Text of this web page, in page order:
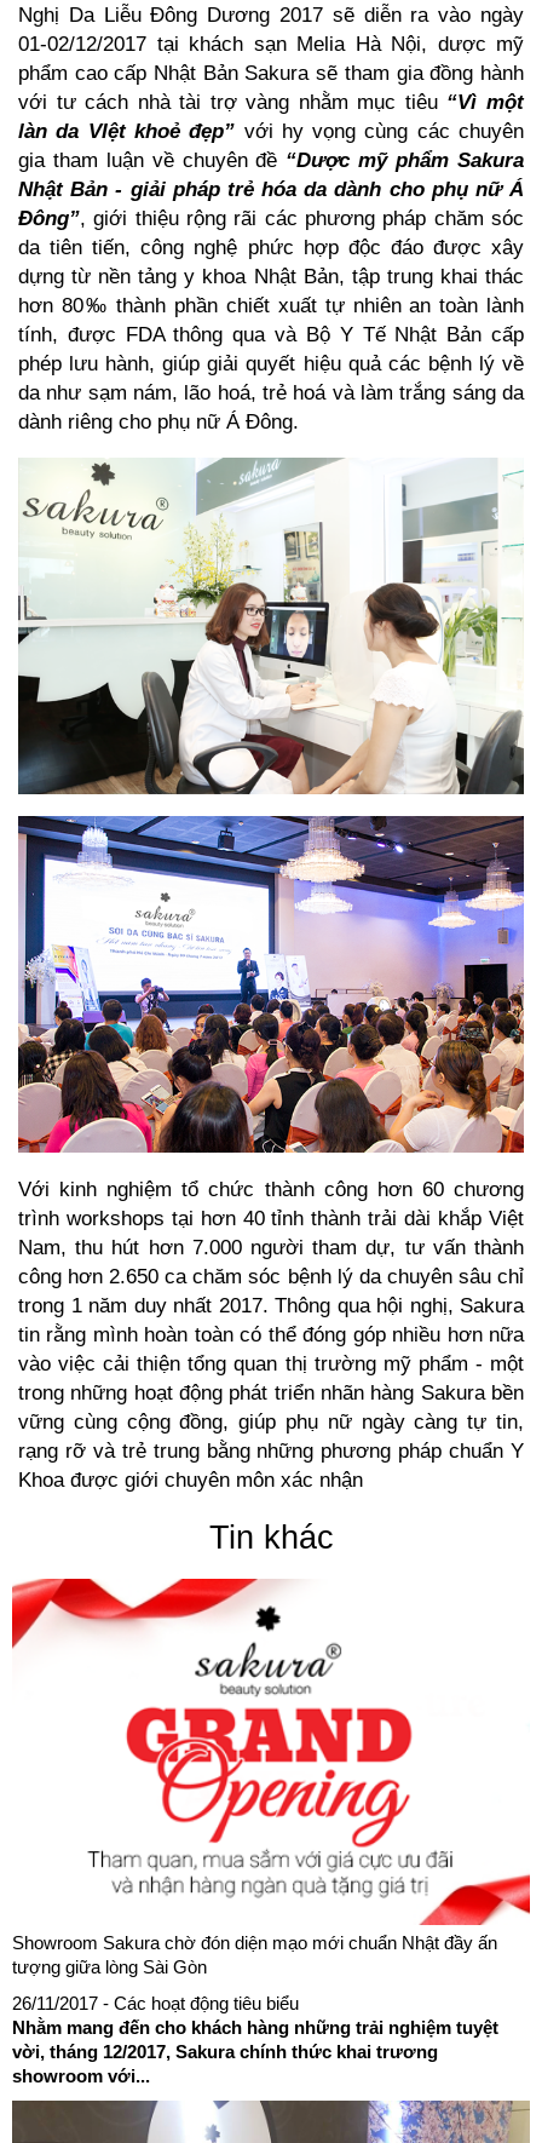
Nghị Da Liễu Đông Dương 2017 sẽ diễn ra vào ngày
01-02/12/2017 tại khách sạn Melia Hà Nội, dược mỹ
phẩm cao cấp Nhật Bản Sakura sẽ tham gia đồng hành
với tư cách nhà tài trợ vàng nhằm mục tiêu “Vì một
làn da VIệt khoẻ đẹp” với hy vọng cùng các chuyên
gia tham luận về chuyên đề “Dược mỹ phẩm Sakura
Nhật Bản - giải pháp trẻ hóa da dành cho phụ nữ Á
Đông”, giới thiệu rộng rãi các phương pháp chăm sóc
da tiên tiến, công nghệ phức hợp độc đáo được xây
dựng từ nền tảng y khoa Nhật Bản, tập trung khai thác
hơn 80‰ thành phần chiết xuất tự nhiên an toàn lành
tính, được FDA thông qua và Bộ Y Tế Nhật Bản cấp
phép lưu hành, giúp giải quyết hiệu quả các bệnh lý về
da như sạm nám, lão hoá, trẻ hoá và làm trắng sáng da
dành riêng cho phụ nữ Á Đông.
Với kinh nghiệm tổ chức thành công hơn 60 chương
trình workshops tại hơn 40 tỉnh thành trải dài khắp Việt
Nam, thu hút hơn 7.000 người tham dự, tư vấn thành
công hơn 2.650 ca chăm sóc bệnh lý da chuyên sâu chỉ
trong 1 năm duy nhất 2017. Thông qua hội nghị, Sakura
tin rằng mình hoàn toàn có thể đóng góp nhiều hơn nữa
vào việc cải thiện tổng quan thị trường mỹ phẩm - một
trong những hoạt động phát triển nhãn hàng Sakura bền
vững cùng cộng đồng, giúp phụ nữ ngày càng tự tin,
rạng rỡ và trẻ trung bằng những phương pháp chuẩn Y
Khoa được giới chuyên môn xác nhận
Tin khác
Showroom Sakura chờ đón diện mạo mới chuẩn Nhật đầy ấn
tượng giữa lòng Sài Gòn
26/11/2017 - Các hoạt động tiêu biểu
Nhằm mang đến cho khách hàng những trải nghiệm tuyệt
vời, tháng 12/2017, Sakura chính thức khai trương
showroom với...